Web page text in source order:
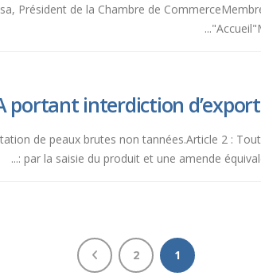
Président de la Chambre de
portant interdiction
de peaux brutes non tannées.Article 2 :
par la saisie du produit et une amende
1
2